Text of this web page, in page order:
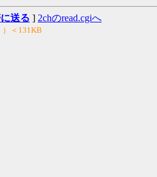
送る ] 2chのread.cgiへ
）＜131KB